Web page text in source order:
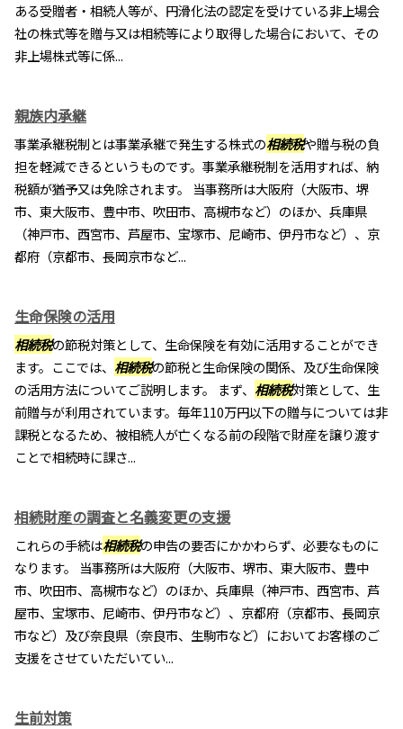
ある受贈者・相続人等が、円滑化法の認定を受けている非上場会
社の株式等を贈与又は相続等により取得した場合において、その
非上場株式等に係...
親族内承継
事業承継税制とは事業承継で発生する株式の相続税や贈与税の負
担を軽減できるというものです。事業承継税制を活用すれば、納
税額が猶予又は免除されます。 当事務所は大阪府（大阪市、堺
市、東大阪市、豊中市、吹田市、高槻市など）のほか、兵庫県
（神戸市、西宮市、芦屋市、宝塚市、尼崎市、伊丹市など）、京
都府（京都市、長岡京市など...
生命保険の活用
相続税の節税対策として、生命保険を有効に活用することができ
ます。ここでは、 相続税の節税と生命保険の関係、及び生命保険
の活用方法についてご説明します。 まず、 相続税対策として、生
前贈与が利用されています。毎年110万円以下の贈与については非
課税となるため、被相続人が亡くなる前の段階で財産を譲り渡す
ことで相続時に課さ...
相続財産の調査と名義変更の支援
これらの手続は相続税の申告の要否にかかわらず、必要なものに
なります。 当事務所は大阪府（大阪市、堺市、東大阪市、豊中
市、吹田市、高槻市など）のほか、兵庫県（神戸市、西宮市、芦
屋市、宝塚市、尼崎市、伊丹市など）、京都府（京都市、長岡京
市など）及び奈良県（奈良市、生駒市など）においてお客様のご
支援をさせていただいてい...
生前対策